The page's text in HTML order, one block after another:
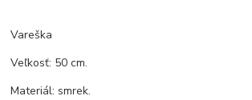
Vareška
Veľkosť: 50 cm.
Materiál: smrek.